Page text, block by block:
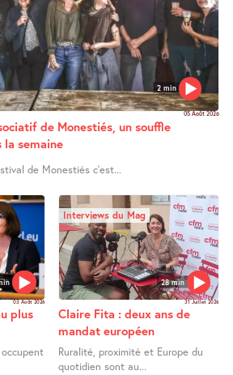
2 min
05 Août 2026
de Monestiés, un souffle
la semaine
de Monestiés c’est...
03 Août 2026
plus
28 min
Interviews du Mag
31 Juillet 2026
Claire Fita : deux ans de
mandat européen
Ruralité, proximité et Europe du
quotidien sont au...